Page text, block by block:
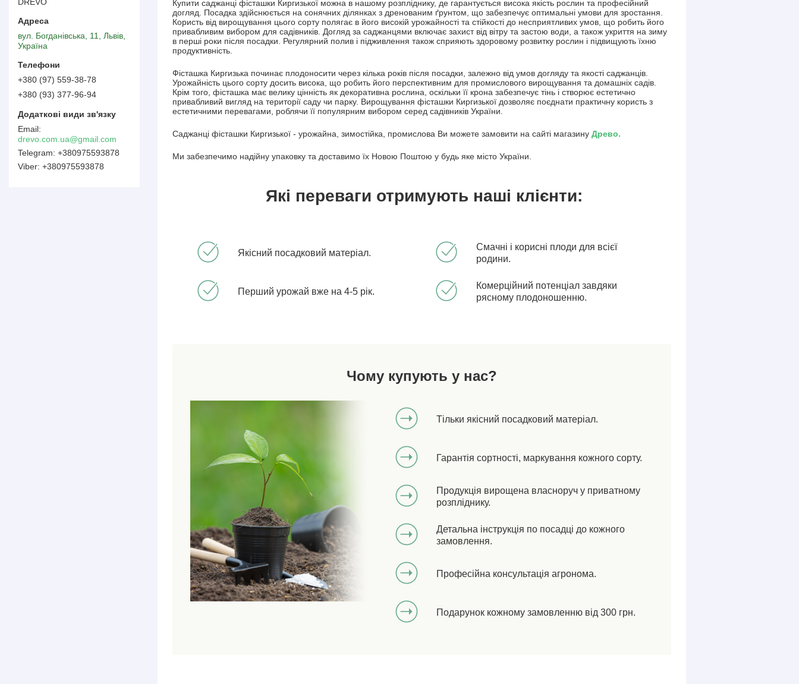
Купити саджанці фісташки Киргизької можна в нашому розпліднику, де гарантується висока якість рослин та професійний
догляд. Посадка здійснюється на сонячних ділянках з дренованим ґрунтом, що забезпечує оптимальні умови для зростання.
Користь від вирощування цього сорту полягає в його високій урожайності та стійкості до несприятливих умов, що робить його
привабливим вибором для садівників. Догляд за саджанцями включає захист від вітру та застою води, а також укриття на зиму
в перші роки після посадки. Регулярний полив і підживлення також сприяють здоровому розвитку рослин і підвищують їхню
продуктивність.
Фісташка Киргизька починає плодоносити через кілька років після посадки, залежно від умов догляду та якості саджанців.
Урожайність цього сорту досить висока, що робить його перспективним для промислового вирощування та домашніх садів.
Крім того, фісташка має велику цінність як декоративна рослина, оскільки її крона забезпечує тінь і створює естетично
привабливий вигляд на території саду чи парку. Вирощування фісташки Киргизької дозволяє поєднати практичну користь з
естетичними перевагами, роблячи її популярним вибором серед садівників України.
Саджанці фісташки Киргизької - урожайна, зимостійка, промислова Ви можете замовити на сайті магазину Древо.
Ми забезпечимо надійну упаковку та доставимо їх Новою Поштою у будь яке місто України.
Які переваги отримують наші клієнти:
Якісний посадковий матеріал.
Перший урожай вже на 4-5 рік.
Смачні і корисні плоди для всієї
родини.
Комерційний потенціал завдяки
рясному плодоношенню.
Чому купують у нас?
Тільки якісний посадковий матеріал.
Гарантія сортності, маркування кожного сорту.
Продукція вирощена власноруч у приватному
розпліднику.
Детальна інструкція по посадці до кожного
замовлення.
Професійна консультація агронома.
Подарунок кожному замовленню від 300 грн.
вул. Богданівська, 11, Львів,
Україна
+380 (97) 559-38-78
+380 (93) 377-96-94
drevo.com.ua@gmail.com
+380975593878
+380975593878